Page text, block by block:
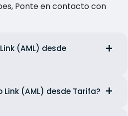
Ponte en contacto con
(AML) desde
(AML) desde Tarifa?